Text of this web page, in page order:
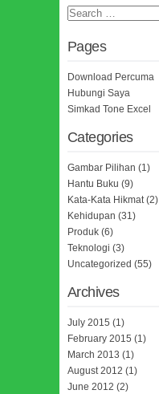
Pages
Download Percuma
Hubungi Saya
Simkad Tone Excel
Categories
Gambar Pilihan (1)
Hantu Buku (9)
Kata-Kata Hikmat(2)
Kehidupan (31)
Produk (6)
Teknologi (3)
Uncategorized (55)
Archives
July 2015 (1)
February 2015 (1)
March 2013 (1)
August 2012 (1)
June 2012 (2)